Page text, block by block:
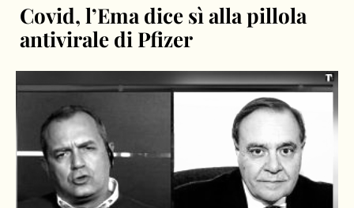
Covid, l’Ema dice sì alla pillola
antivirale di Pfizer